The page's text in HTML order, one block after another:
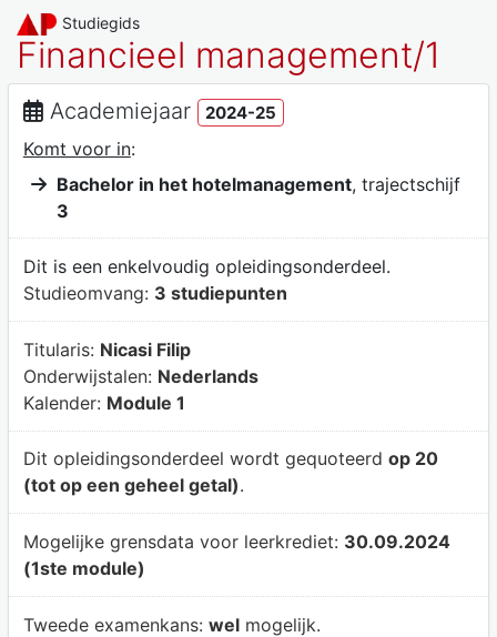
Studiegids
Financieel management/1
Academiejaar 2024-25
Komt voor in:
Bachelor in het hotelmanagement, trajectschijf
3
Dit is een enkelvoudig opleidingsonderdeel.
Studieomvang: 3 studiepunten
Titularis: Nicasi Filip
Onderwijstalen: Nederlands
Kalender: Module 1
Dit opleidingsonderdeel wordt gequoteerd op 20
(tot op een geheel getal).
Mogelijke grensdata voor leerkrediet: 30.09.2024
(1ste module)
Tweede examenkans: welmogelijk.